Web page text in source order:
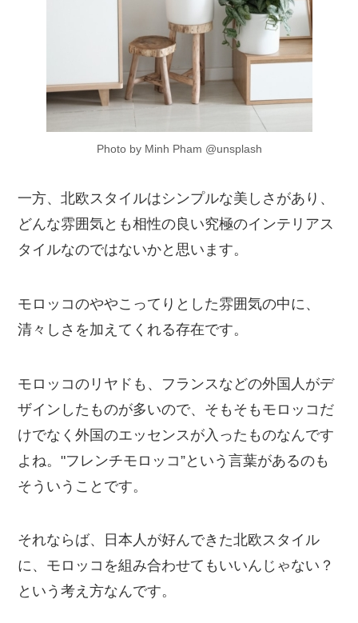
Photo by Minh Pham @unsplash
一方、北欧スタイルはシンプルな美しさがあり、
どんな雰囲気とも相性の良い究極のインテリアス
タイルなのではないかと思います。
モロッコのややこってりとした雰囲気の中に、
清々しさを加えてくれる存在です。
モロッコのリヤドも、フランスなどの外国人がデ
ザインしたものが多いので、そもそもモロッコだ
けでなく外国のエッセンスが入ったものなんです
よね。"フレンチモロッコ”という言葉があるのも
そういうことです。
それならば、日本人が好んできた北欧スタイル
に、モロッコを組み合わせてもいいんじゃない？
という考え方なんです。